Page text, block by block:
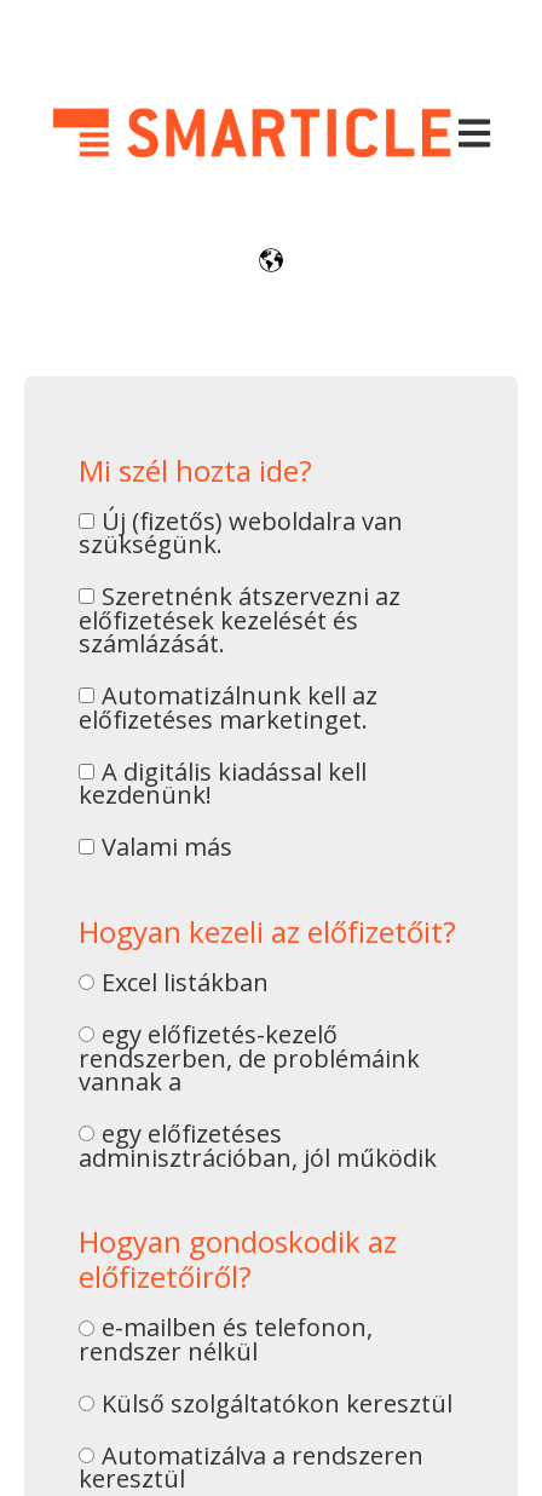
Fő
Mi szél hozta ide?
Új (fizetős) weboldalra van
szükségünk.
Szeretnénk átszervezni az
előfizetések kezelését és
számlázását.
Automatizálnunk kell az
előfizetéses marketinget.
A digitális kiadással kell
kezdenünk!
Valami más
Hogyan kezeli az előfizetőit?
Excel listákban
egy előfizetés-kezelő
rendszerben, de problémáink
vannak a
egy előfizetéses
adminisztrációban, jól működik
Hogyan gondoskodik az
előfizetőiről?
e-mailben és telefonon,
rendszer nélkül
Külső szolgáltatókon keresztül
Automatizálva a rendszeren
keresztül